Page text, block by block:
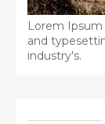
Lorem
and
industry's.